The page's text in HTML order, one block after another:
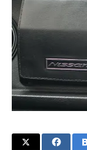
イギリス車